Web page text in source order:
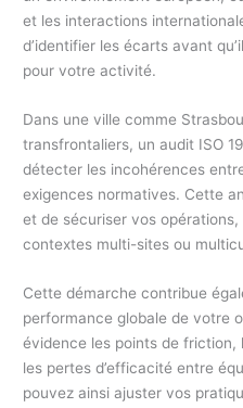
et les interactions
d’identifier les écarts avant
pour votre activité.
Dans une ville comme
transfrontaliers, un audit ISO
détecter les incohérences
exigences normatives. Cette
et de sécuriser vos
contextes multi-sites ou
Cette démarche contribue
performance globale de votre
évidence les points de friction,
les pertes d’efficacité entre
pouvez ainsi ajuster vos